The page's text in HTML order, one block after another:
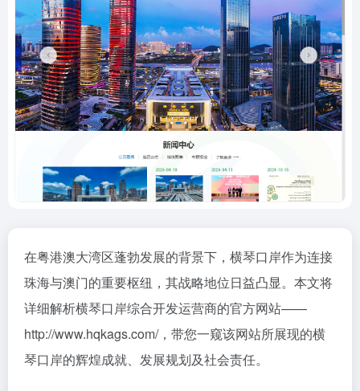
在粤港澳大湾区蓬勃发展的背景下，横琴口岸作为连接
珠海与澳门的重要枢纽，其战略地位日益凸显。本文将
详细解析横琴口岸综合开发运营商的官方网站——
http://www.hqkags.com/，带您一窥该网站所展现的横
琴口岸的辉煌成就、发展规划及社会责任。